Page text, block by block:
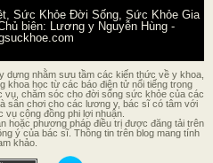
Sức Khỏe Đời Sống, Sức Khỏe Gia
biên: Lương y Nguyễn Hùng-
dựng nhằm sưu tầm các kiến thức về y khoa,
khoa học từ các báo điện tử nổi tiếng trong
vụ, chăm sóc cho đời sống sức khỏe của các
sân chơi cho các lương y, bác sĩ có tâm với
vụ cộng đồng phi lợi nhuận.
hoặc phương pháp điều trị được đăng tải trên
ý của bác sĩ. Thông tin trên blog mang tính
khảo.